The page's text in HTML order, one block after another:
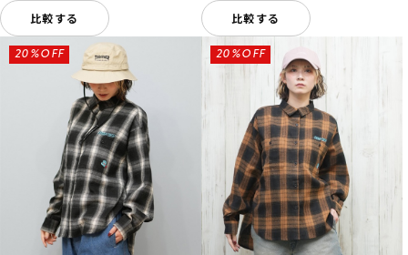
比較する 比較する
20%OFF 20%OFF